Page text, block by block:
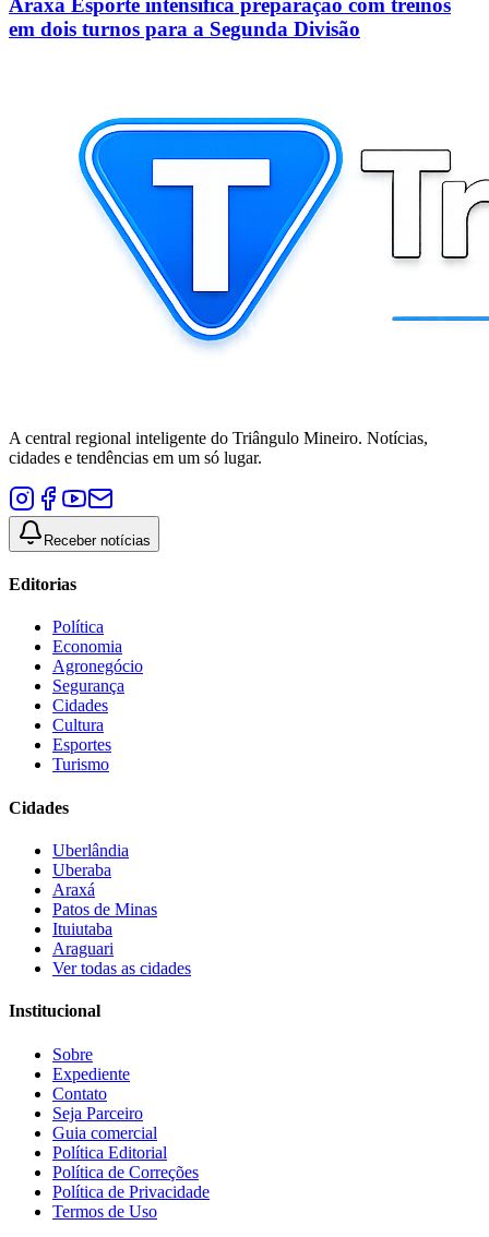
Araxá Esporte intensifica preparação com treinos
em dois turnos para a Segunda Divisão
A central regional inteligente do Triângulo Mineiro. Notícias,
cidades e tendências em um só lugar.
Receber notícias
Editorias
Política
Economia
Agronegócio
Segurança
Cidades
Cultura
Esportes
Turismo
Cidades
Uberlândia
Uberaba
Araxá
Patos de Minas
Ituiutaba
Araguari
Ver todas as cidades
Institucional
Sobre
Expediente
Contato
Seja Parceiro
Guia comercial
Política Editorial
Política de Correções
Política de Privacidade
Termos de Uso